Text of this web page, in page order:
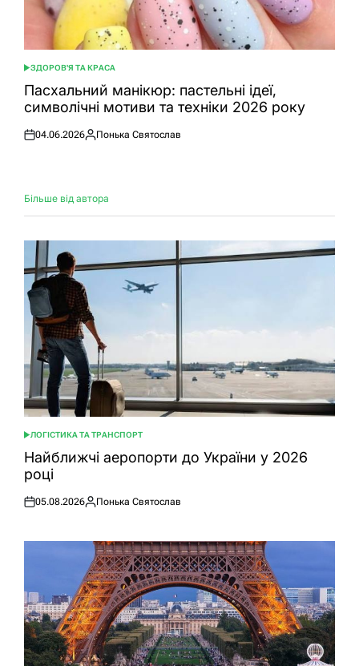
ОПУБЛІКУВАТИ
У
ЗДОРОВ'Я ТА КРАСА
Пасхальний манікюр: пастельні ідеї,
символічні мотиви та техніки 2026 року
Оприлюднено
04.06.2026
Опубліковано
Понька Святослав
Більше від автора
ОПУБЛІКУВАТИ
У
ЛОГІСТИКА ТА ТРАНСПОРТ
Найближчі аеропорти до України у 2026
році
Оприлюднено
05.08.2026
Опубліковано
Понька Святослав